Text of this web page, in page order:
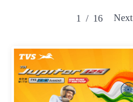
1 / 16 Next